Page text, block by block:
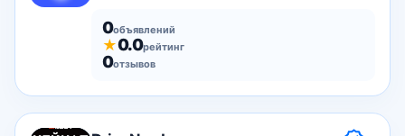
0объявлений
★0.0рейтинг
0отзывов